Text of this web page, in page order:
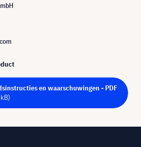
en waarschuwingen - PDF